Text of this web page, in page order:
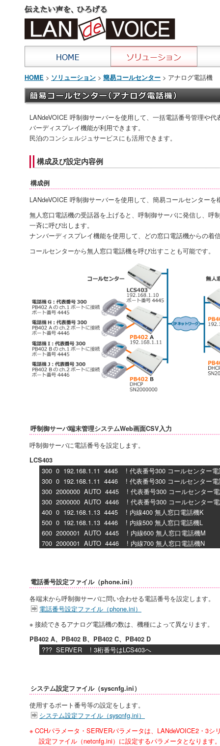
HOME > ソリューション > 簡易コールセンター > アナログ電話機
LANdeVOICE 呼制御サーバーを使用して、一括電話番号管理や
バーディスプレイ機能が利用できます。
民泊のコンシェルジュサービスにも活用できます。
構成及び設定内容例
構成例
LANdeVOICE 呼制御サーバーを使用して、簡易コールセンター
無人窓口電話機の受話器を上げると、呼制御サーバに発信し、呼
一斉に呼び出します。
ナンバーディスプレイ機能を使用して、どの窓口電話機からの着
コールセンターから無人窓口電話機を呼び出すことも可能です。
呼制御サーバ端末管理システムWeb画面CSV入力
呼制御サーバに電話番号を設定します。
LCS403
300 0 192.168.1.11 4445 ! 代表番号300 コールセンター電
300 0 192.168.1.11 4446 ! 代表番号300 コールセンター電
300 2000000 AUTO 4445 ! 代表番号300 コールセンター
300 2000000 AUTO 4446 ! 代表番号300 コールセンター
400 0 192.168.1.13 4445 ! 内線400 無人窓口電話機K
500 0 192.168.1.13 4446 ! 内線500 無人窓口電話機L
600 2000001 AUTO 4445 ! 内線600 無人窓口電話機M
700 2000001 AUTO 4446 ! 内線700 無人窓口電話機N
電話番号設定ファイル（phone.ini）
各端末から呼制御サーバに問い合わせる電話番号を設定します。
電話番号設定ファイル（phone.ini）
※ 接続できるアナログ電話機の数は、機種によって異なります。
PB402 A、PB402 B、PB402 C、PB402 D
??? SERVER ! 3桁番号はLCS403へ
システム設定ファイル（syscnfg.ini）
使用するポート番号等の設定をします。
システム設定ファイル（syscnfg.ini）
※ CCHパラメータ・SERVERパラメータは、LANdeVOICE2・3シ
設定ファイル（netcnfg.ini）に設定するパラメータとなります